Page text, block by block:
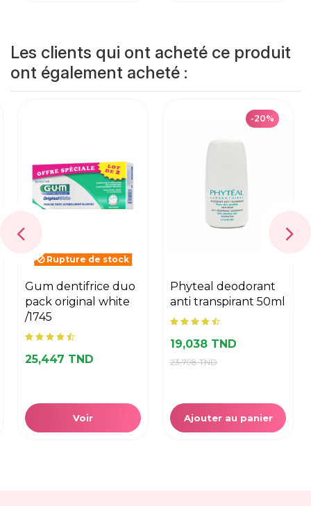
Les clients qui ont acheté ce produit
ont également acheté :
Rupture de stock
gum dentifrice duo
pack original white
/1745
25,447 TND
Voir
-20%
phyteal deodorant
anti transpirant 50ml
19,038 TND
23,798 TND
Ajouter au panier